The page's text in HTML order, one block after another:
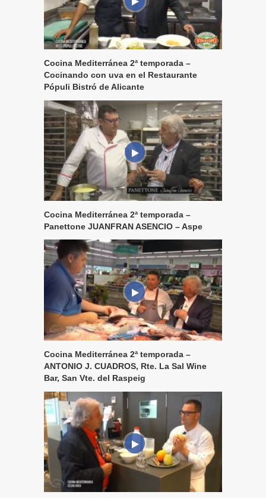
Cocina Mediterránea 2ª temporada –
Cocinando con uva en el Restaurante
Pópuli Bistró de Alicante
Cocina Mediterránea 2ª temporada –
Panettone JUANFRAN ASENCIO – Aspe
Cocina Mediterránea 2ª temporada –
ANTONIO J. CUADROS, Rte. La Sal Wine
Bar, San Vte. del Raspeig